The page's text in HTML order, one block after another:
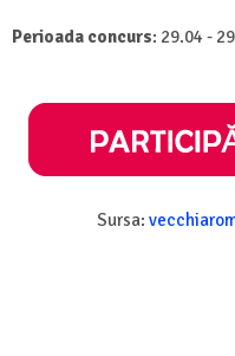
Perioada concurs: 29.04 -
Sursa: